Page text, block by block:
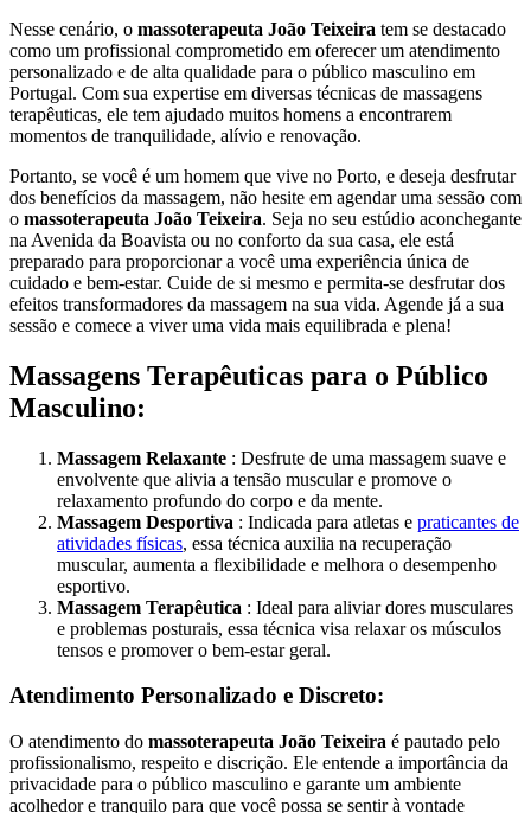
Nesse cenário, o massoterapeuta João Teixeira tem se destacado
como um profissional comprometido em oferecer um atendimento
personalizado e de alta qualidade para o público masculino em
Portugal. Com sua expertise em diversas técnicas de massagens
terapêuticas, ele tem ajudado muitos homens a encontrarem
momentos de tranquilidade, alívio e renovação.
Portanto, se você é um homem que vive no Porto, e deseja desfrutar
dos benefícios da massagem, não hesite em agendar uma sessão com
o massoterapeuta João Teixeira. Seja no seu estúdio aconchegante
na Avenida da Boavista ou no conforto da sua casa, ele está
preparado para proporcionar a você uma experiência única de
cuidado e bem-estar. Cuide de si mesmo e permita-se desfrutar dos
efeitos transformadores da massagem na sua vida. Agende já a sua
sessão e comece a viver uma vida mais equilibrada e plena!
Massagens Terapêuticas para o Público
Masculino:
Massagem Relaxante : Desfrute de uma massagem suave e
envolvente que alivia a tensão muscular e promove o
relaxamento profundo do corpo e da mente.
Massagem Desportiva : Indicada para atletas e praticantes de
atividades físicas, essa técnica auxilia na recuperação
muscular, aumenta a flexibilidade e melhora o desempenho
esportivo.
Massagem Terapêutica : Ideal para aliviar dores musculares
e problemas posturais, essa técnica visa relaxar os músculos
tensos e promover o bem-estar geral.
Atendimento Personalizado e Discreto:
O atendimento do massoterapeuta João Teixeira é pautado pelo
profissionalismo, respeito e discrição. Ele entende a importância da
privacidade para o público masculino e garante um ambiente
acolhedor e tranquilo para que você possa se sentir à vontade